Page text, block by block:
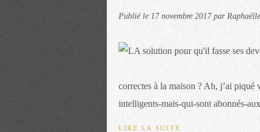
Publié le 17 novembre 2017par
correctes à la maison ? Ah, j’ai piqué
intelligents-mais-qui-sont abonnés-
LIRE LA SUITE